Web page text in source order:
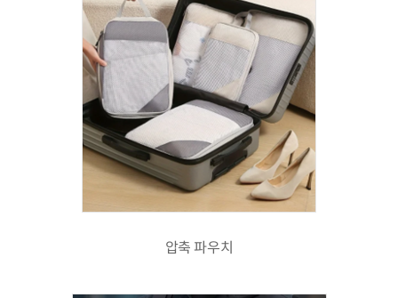
압축 파우치